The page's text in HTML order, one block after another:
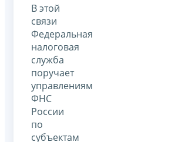
В этой
связи
Федеральная
налоговая
служба
поручает
управлениям
ФНС
России
по
субъектам